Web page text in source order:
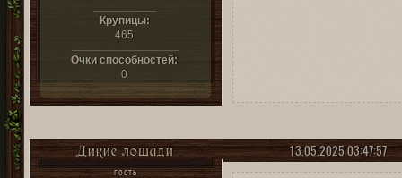
Крупицы:
465
Очки способностей:
0
13.05.2025 03:47:57
Дикие лошади
ГОСТЬ